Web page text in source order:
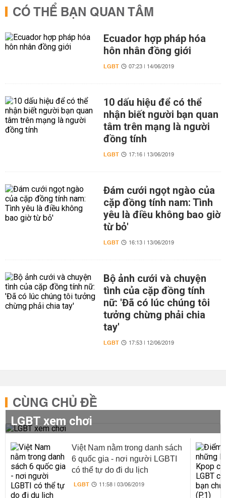
CÓ THỂ BẠN QUAN TÂM
Ecuador hợp pháp hóa
hôn nhân đồng giới
LGBT 07:23 | 14/06/2019
10 dấu hiệu để có thể
nhận biết người bạn quan
tâm trên mạng là người
đồng tính
LGBT 17:16 | 13/06/2019
Đám cưới ngọt ngào của
cặp đồng tính nam: Tình
yêu là điều không bao giờ
từ bỏ'
LGBT 16:13 | 13/06/2019
Bộ ảnh cưới và chuyện
tình của cặp đồng tính
nữ: 'Đã có lúc chúng tôi
tưởng chừng phải chia
tay'
LGBT 17:53 | 12/06/2019
CÙNG CHỦ ĐỀ
LGBT xem chơi
Việt Nam nằm trong danh sách
6 quốc gia - nơi người LGBTI
có thể tự do đi du lịch
LGBT 11:58 | 03/06/2019